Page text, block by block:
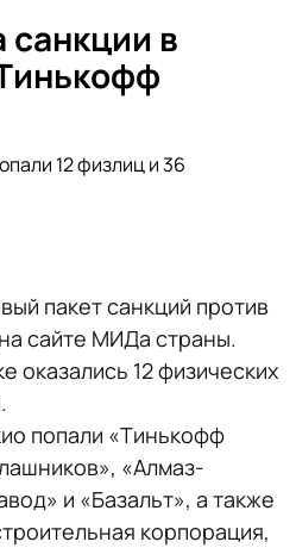
санкции в
12 физлиц и 36
пакет санкций против
на сайте МИДа страны.
оказались 12 физических
попали «Тинькофф
«Алмаз-
и «Базальт», а также
корпорация,